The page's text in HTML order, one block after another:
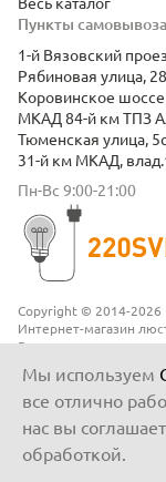
Copyright © 2014-2026
Интернет-магазин
Все права защищены
Пункты
1-й Вязовский
Рябиновая улица,
Коровинское шоссе
МКАД 84-й км ТПЗ
Тюменская улица,
31-й км МКАД,
Пн-Вс 9:00-21:00
Мы используем
все отлично
нас вы
обработкой.